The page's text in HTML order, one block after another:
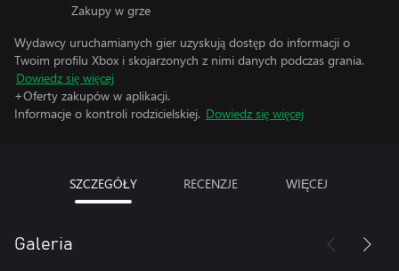
Zakupy w grze
Wydawcy uruchamianych gier uzyskują dostęp do informacji o
Twoim profilu Xbox i skojarzonych z nimi danych podczas grania.
Dowiedz się więcej
+Oferty zakupów w aplikacji.
Informacje o kontroli rodzicielskiej. Dowiedz się więcej
SZCZEGÓŁY RECENZJE WIĘCEJ
Galeria